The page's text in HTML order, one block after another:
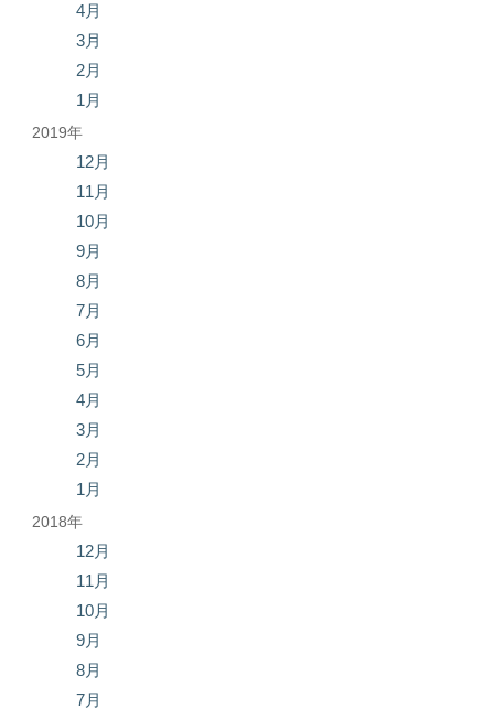
4月
3月
2月
1月
2019年
12月
11月
10月
9月
8月
7月
6月
5月
4月
3月
2月
1月
2018年
12月
11月
10月
9月
8月
7月